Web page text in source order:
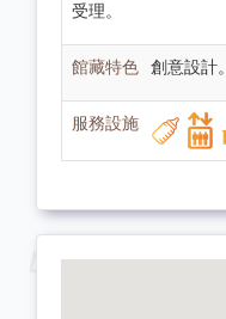
受理。
創意設計。